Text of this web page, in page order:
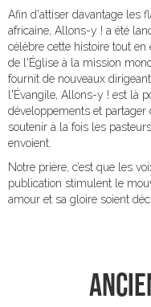
Afin d'attiser davantage les
africaine, Allons-y ! a été
célèbre cette histoire tout
de l'Église à la mission
fournit de nouveaux
l'Évangile, Allons-y ! est là
développements et
soutenir à la fois les
envoient.
Notre prière, c’est que les
publication stimulent le
amour et sa gloire soient